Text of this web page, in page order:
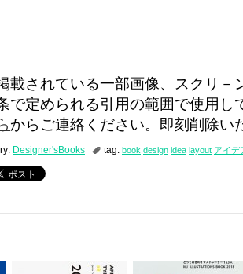
載されている一部画像、スクリ－
で定められる引用の範囲で使用し
からご連絡ください。即刻削除い
Designer'sBooks tag: book design idea layout アイデ